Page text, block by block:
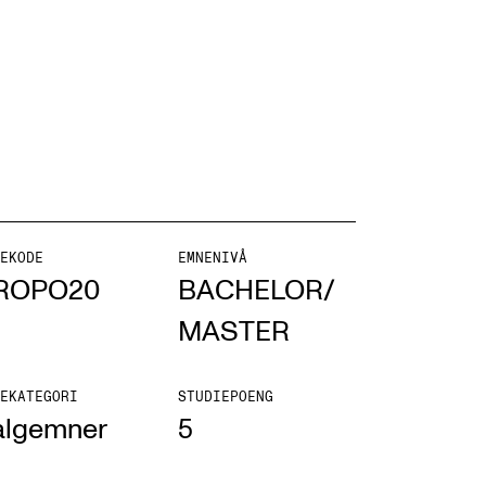
Norges musikkhøgskole
oss
ansatte
ansatte og studenter
EMNENIVÅ
BACHELOR/
MASTER
STUDIEPOENG
5